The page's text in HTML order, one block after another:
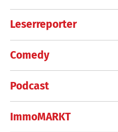
Leserreporter
Comedy
Podcast
ImmoMARKT